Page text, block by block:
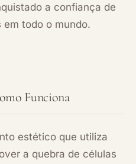
a confiança de
todo o mundo.
Funciona
estético que utiliza
a quebra de células